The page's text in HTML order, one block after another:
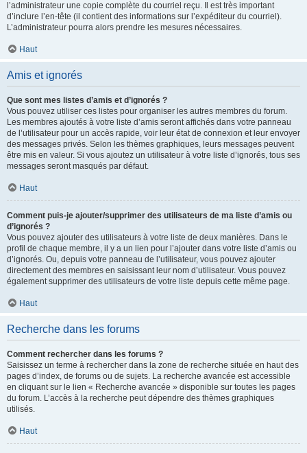
l’administrateur une copie complète du courriel reçu. Il est très important
d’inclure l’en-tête (il contient des informations sur l’expéditeur du courriel).
L’administrateur pourra alors prendre les mesures nécessaires.
Haut
Amis et ignorés
Que sont mes listes d’amis et d’ignorés ?
Vous pouvez utiliser ces listes pour organiser les autres membres du forum.
Les membres ajoutés à votre liste d’amis seront affichés dans votre panneau
de l’utilisateur pour un accès rapide, voir leur état de connexion et leur envoyer
des messages privés. Selon les thèmes graphiques, leurs messages peuvent
être mis en valeur. Si vous ajoutez un utilisateur à votre liste d’ignorés, tous ses
messages seront masqués par défaut.
Haut
Comment puis-je ajouter/supprimer des utilisateurs de ma liste d’amis ou
d’ignorés ?
Vous pouvez ajouter des utilisateurs à votre liste de deux manières. Dans le
profil de chaque membre, il y a un lien pour l’ajouter dans votre liste d’amis ou
d’ignorés. Ou, depuis votre panneau de l’utilisateur, vous pouvez ajouter
directement des membres en saisissant leur nom d’utilisateur. Vous pouvez
également supprimer des utilisateurs de votre liste depuis cette même page.
Haut
Recherche dans les forums
Comment rechercher dans les forums ?
Saisissez un terme à rechercher dans la zone de recherche située en haut des
pages d’index, de forums ou de sujets. La recherche avancée est accessible
en cliquant sur le lien « Recherche avancée » disponible sur toutes les pages
du forum. L’accès à la recherche peut dépendre des thèmes graphiques
utilisés.
Haut